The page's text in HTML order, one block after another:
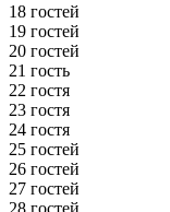
18 гостей
19 гостей
20 гостей
21 гость
22 гостя
23 гостя
24 гостя
25 гостей
26 гостей
27 гостей
28 гостей